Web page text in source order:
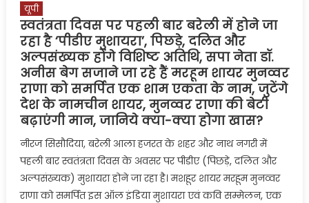
यूपी
स्वतंत्रता दिवस पर पहली बार बरेली में होने जा
रहा है ‘पीडीए मुशायरा’, पिछड़े, दलित और
अल्पसंख्यक होंगे विशिष्ट अतिथि, सपा नेता डॉ.
अनीस बेग सजाने जा रहे हैं मरहूम शायर मुनव्वर
राणा को समर्पित एक शाम एकता के नाम, जुटेंगे
देश के नामचीन शायर, मुनव्वर राणा की बेटी
बढ़ाएंगी मान, जानिये क्या-क्या होगा खास?
नीरज सिसौदिया, बरेली आला हजरत के शहर और नाथ नगरी में
पहली बार स्वतंत्रता दिवस के अवसर पर पीडीए (पिछड़े, दलित और
अल्पसंख्यक) मुशायरा होने जा रहा है। मशहूर शायर मरहूम मुनव्वर
राणा को समर्पित इस ऑल इंडिया मुशायरा एवं कवि सम्मेलन, एक